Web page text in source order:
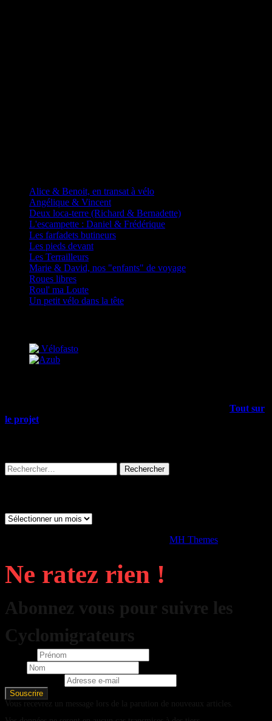
Alice & Benoit, en transat à vélo
Angélique & Vincent
Deux loca-terre (Richard & Bernadette)
L'escampette : Daniel & Frédérique
Les farfadets butineurs
Les pieds devant
Les Terrailleurs
Marie & David, nos "enfants" de voyage
Roues libres
Roul' ma Loute
Un petit vélo dans la tête
Tout sur
le projet
Rechercher :
Archives
MH Themes
Ne ratez rien !
Abonnez vous pour suivre les
Cyclomigrateurs
Vous recevrez un message lors de la parution de nouveaux articles.